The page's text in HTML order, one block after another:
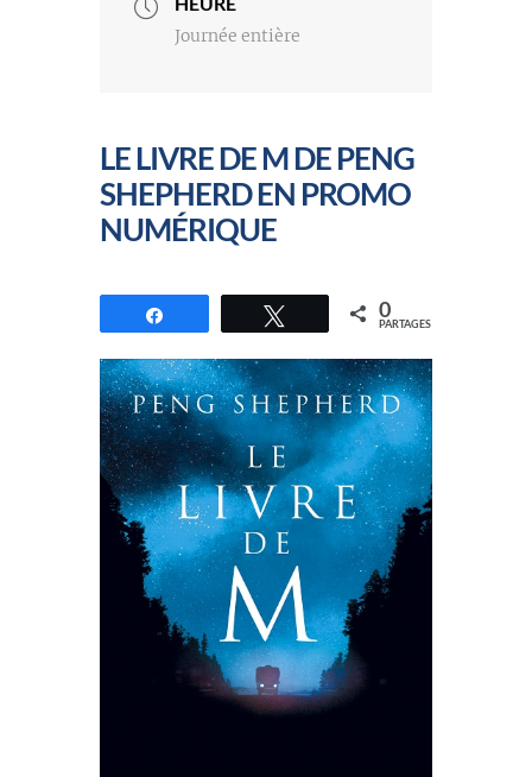
Journée entière
LE LIVRE DE M DE PENG
SHEPHERD EN PROMO
NUMÉRIQUE
Tweetez 0
PARTAGES